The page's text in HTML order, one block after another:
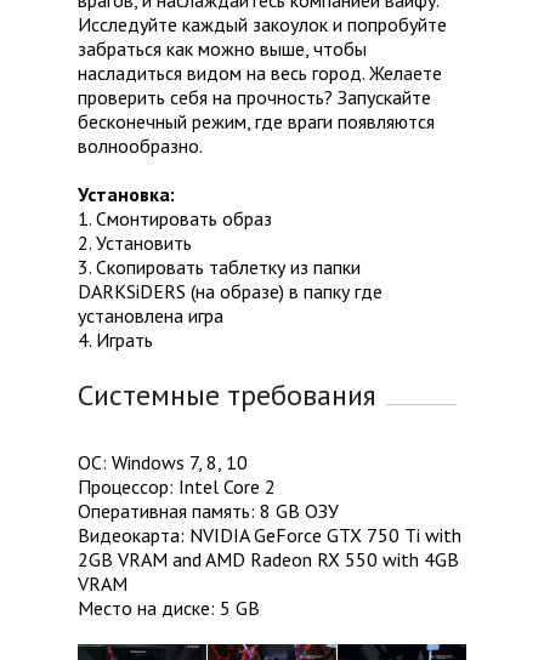
Исследуйте каждый закоулок и попробуйте
забраться как можно выше, чтобы
насладиться видом на весь город. Желаете
проверить себя на прочность? Запускайте
бесконечный режим, где враги появляются
волнообразно.
Установка:
1. Смонтировать образ
2. Установить
3. Скопировать таблетку из папки
DARKSiDERS (на образе) в папку где
установлена игра
4. Играть
Системные требования
ОС: Windows 7, 8, 10
Процессор: Intel Core 2
Оперативная память: 8 GB ОЗУ
Видеокарта: NVIDIA GeForce GTX 750 Ti with
2GB VRAM and AMD Radeon RX 550 with 4GB
VRAM
Место на диске: 5 GB